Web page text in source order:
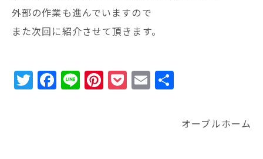
外部の作業も進んでいますので
また次回に紹介させて頂きます。
T
w
F
a
Li
n
Pi
n
P
o
E
m
オーブルホーム